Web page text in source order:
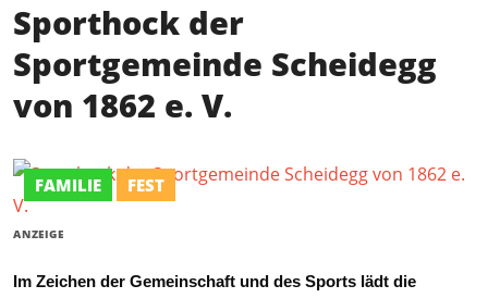
Sporthock der
Sportgemeinde Scheidegg
von 1862 e. V.
FAMILIE FEST
ANZEIGE
Im Zeichen der Gemeinschaft und des Sports lädt die